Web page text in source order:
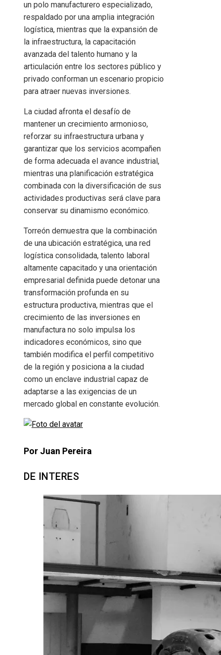
un polo manufacturero especializado,
respaldado por una amplia integración
logística, mientras que la expansión de
la infraestructura, la capacitación
avanzada del talento humano y la
articulación entre los sectores público y
privado conforman un escenario propicio
para atraer nuevas inversiones.
La ciudad afronta el desafío de
mantener un crecimiento armonioso,
reforzar su infraestructura urbana y
garantizar que los servicios acompañen
de forma adecuada el avance industrial,
mientras una planificación estratégica
combinada con la diversificación de sus
actividades productivas será clave para
conservar su dinamismo económico.
Torreón demuestra que la combinación
de una ubicación estratégica, una red
logística consolidada, talento laboral
altamente capacitado y una orientación
empresarial definida puede detonar una
transformación profunda en su
estructura productiva, mientras que el
crecimiento de las inversiones en
manufactura no solo impulsa los
indicadores económicos, sino que
también modifica el perfil competitivo
de la región y posiciona a la ciudad
como un enclave industrial capaz de
adaptarse a las exigencias de un
mercado global en constante evolución.
Por Juan Pereira
DE INTERES